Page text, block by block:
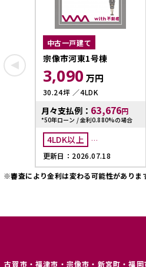
中古一戸建て
宗像市河東1号棟
3,090 万円
30.24坪 4LDK
月々支払例： 63,676円
*50年ローン / 金利0.880%の場合
4LDK以上
オール電化
更新日：2026.07.18
※審査により金利は変わる可能性がありま
古賀市・福津市・宗像市・新宮町・福